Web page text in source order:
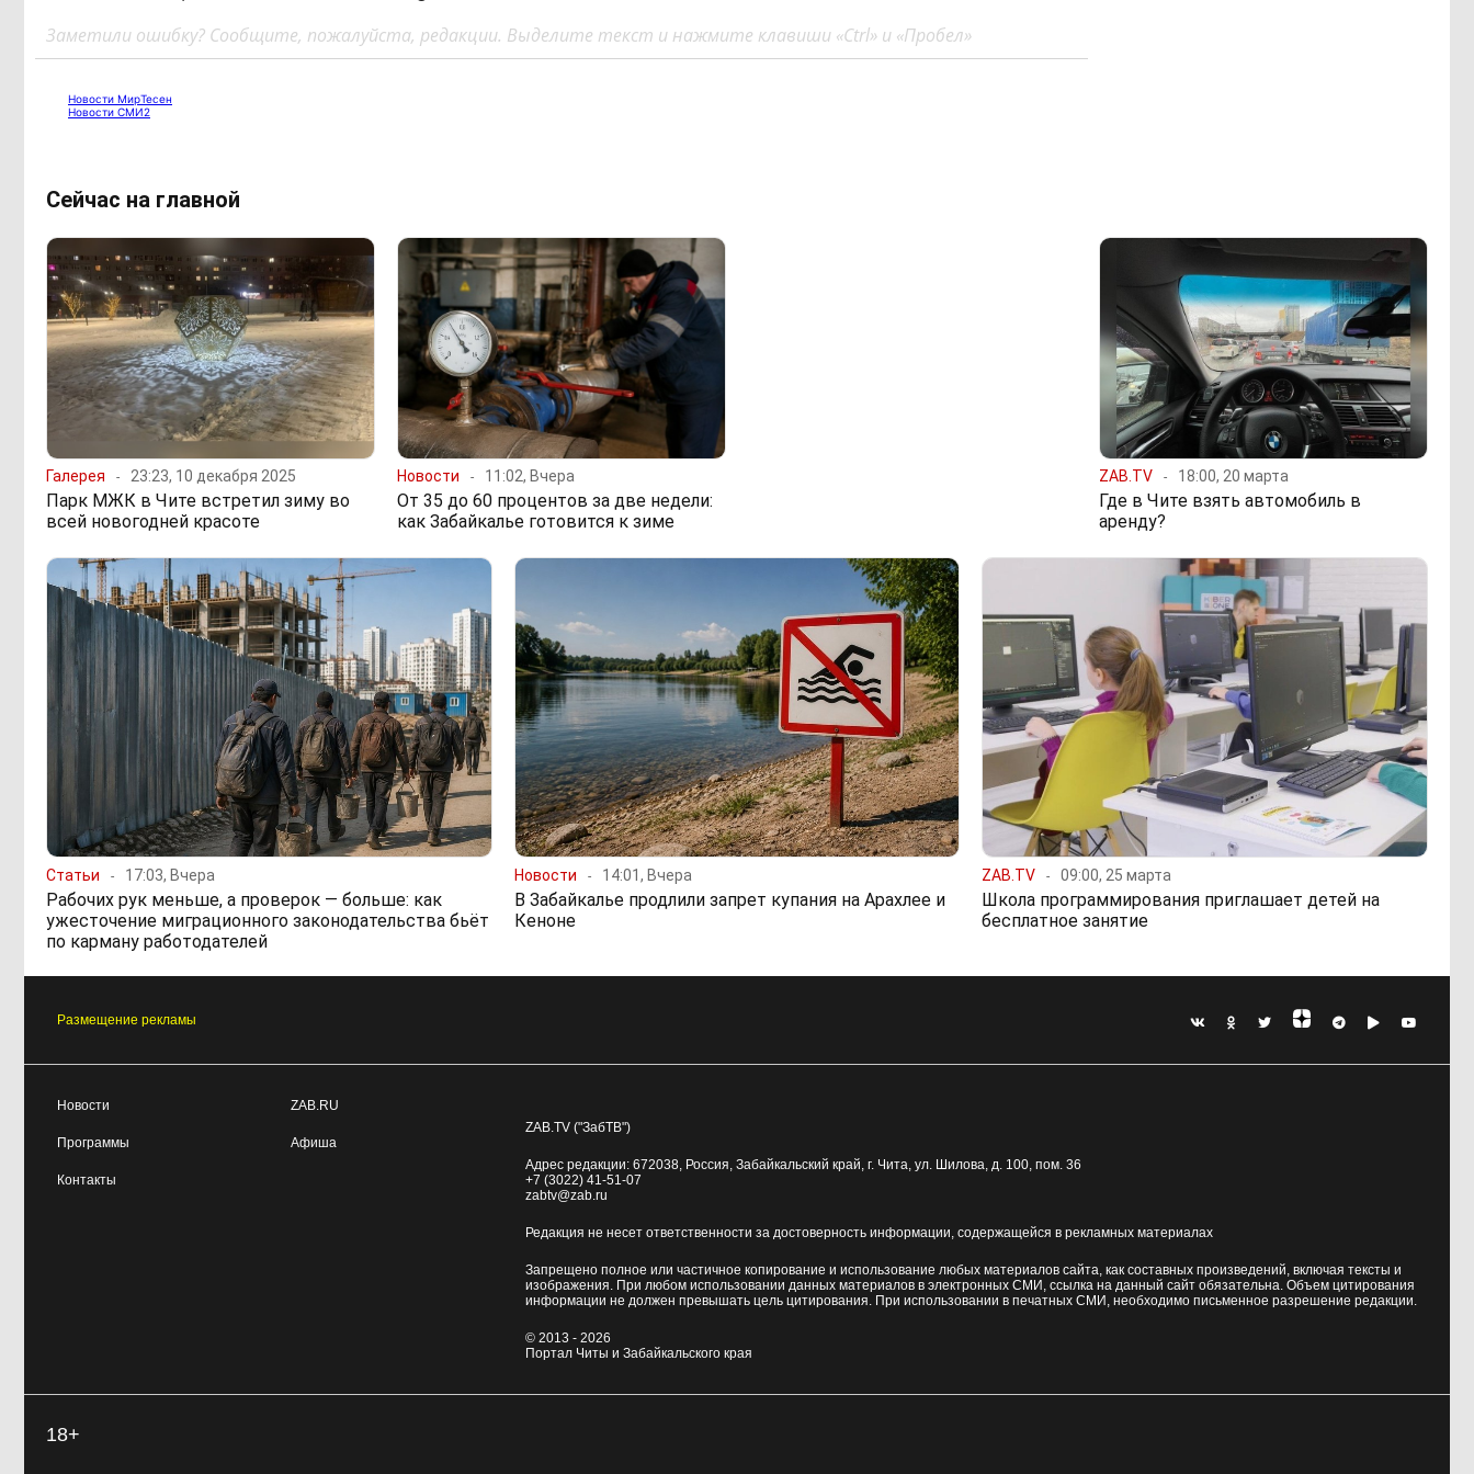
Заметили ошибку? Сообщите, пожалуйста, редакции. Выделите текст и нажмите клавиши «Ctrl» и «Пробел»
Новости МирТесен
Новости СМИ2
Сейчас на главной
Галерея 23:23, 10 декабря 2025
Парк МЖК в Чите встретил зиму во
всей новогодней красоте
Новости 11:02, Вчера
От 35 до 60 процентов за две недели:
как Забайкалье готовится к зиме
ZAB.TV 18:00, 20 марта
Где в Чите взять автомобиль в
аренду?
Статьи 17:03, Вчера
Рабочих рук меньше, а проверок — больше: как
ужесточение миграционного законодательства бьёт
по карману работодателей
Новости 14:01, Вчера
В Забайкалье продлили запрет купания на Арахлее и
Кеноне
ZAB.TV 09:00, 25 марта
Школа программирования приглашает детей на
бесплатное занятие
Размещение рекламы
Новости
Программы
Контакты
ZAB.RU
Афиша
ZAB.TV ("ЗабТВ")
Адрес редакции: 672038, Россия, Забайкальский край, г. Чита ул. Шилова, д. 100, пом. 36
+7 (3022) 41-51-07
zabtv@zab.ru
Редакция не несет ответственности за достоверность информации, содержащейся в рекламных материалах
Запрещено полное или частичное копирование и использование любых материалов сайта, как составных произведений, включая тексты и
изображения. При любом использовании данных материалов в электронных СМИ, ссылка на данный сайт обязательна. Объем цитирования
информации не должен превышать цель цитирования. При использовании в печатных СМИ, необходимо письменное разрешение редакции.
© 2013 - 2026
Портал Читы и Забайкальского края
18+